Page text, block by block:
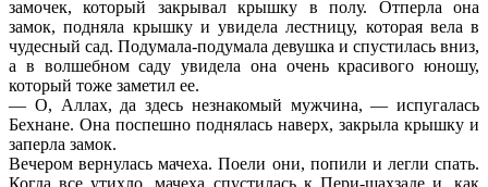
замочек, который закрывал крышку в полу. Отперла она
замок, подняла крышку и увидела лестницу, которая вела в
чудесный сад. Подумала-подумала девушка и спустилась вниз,
а в волшебном саду увидела она очень красивого юношу,
который тоже заметил ее.
— О, Аллах, да здесь незнакомый мужчина, — испугалась
Бехнане. Она поспешно поднялась наверх, закрыла крышку и
заперла замок.
Вечером вернулась мачеха. Поели они, попили и легли спать.
Когда все утихло, мачеха спустилась к Пери-шахзаде и, как